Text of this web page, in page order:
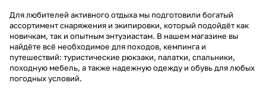
Для любителей активного отдыха мы подготовили богатый
ассортимент снаряжения и экипировки, который подойдёт как
новичкам, так и опытным энтузиастам. В нашем магазине вы
найдёте всё необходимое для походов, кемпинга и
путешествий: туристические рюкзаки, палатки, спальники,
походную мебель, а также надежную одежду и обувь для любых
погодных условий.